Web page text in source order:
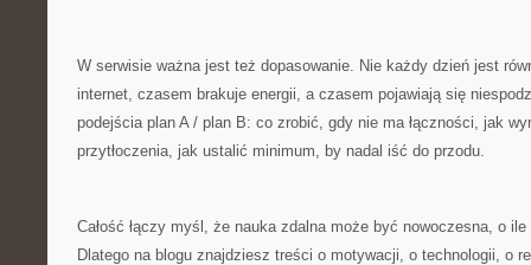
W serwisie ważna jest też dopasowanie. Nie każdy dzień jest
internet, czasem brakuje energii, a czasem pojawiają się
podejścia plan A / plan B: co zrobić, gdy nie ma łączności, jak
przytłoczenia, jak ustalić minimum, by nadal iść do przodu.
Całość łączy myśl, że nauka zdalna może być nowoczesna, o
Dlatego na blogu znajdziesz treści o motywacji, o technologii, o